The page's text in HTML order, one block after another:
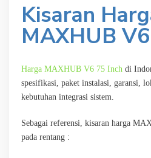
Kisaran
MAXHUB
Harga MAXHUB V6 75 Inch di
spesifikasi, paket instalasi, garansi,
kebutuhan integrasi sistem.
Sebagai referensi, kisaran harga
pada rentang :